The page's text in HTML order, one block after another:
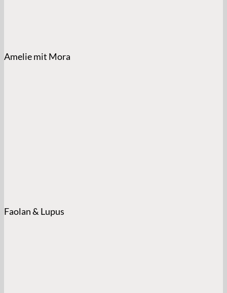
Amelie mit Mora
Faolan & Lupus